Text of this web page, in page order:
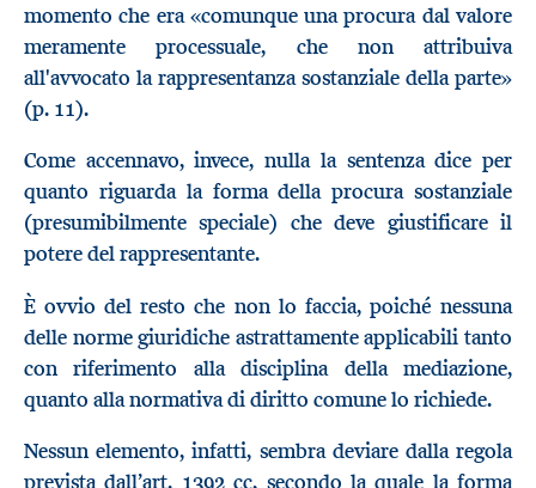
momento che era «comunque una procura dal valore
meramente processuale, che non attribuiva
all'avvocato la rappresentanza sostanziale della parte»
(p. 11).
Come accennavo, invece, nulla la sentenza dice per
quanto riguarda la forma della procura sostanziale
(presumibilmente speciale) che deve giustificare il
potere del rappresentante.
È ovvio del resto che non lo faccia, poiché nessuna
delle norme giuridiche astrattamente applicabili tanto
con riferimento alla disciplina della mediazione,
quanto alla normativa di diritto comune lo richiede.
Nessun elemento, infatti, sembra deviare dalla regola
prevista dall’art. 1392 cc, secondo la quale la forma